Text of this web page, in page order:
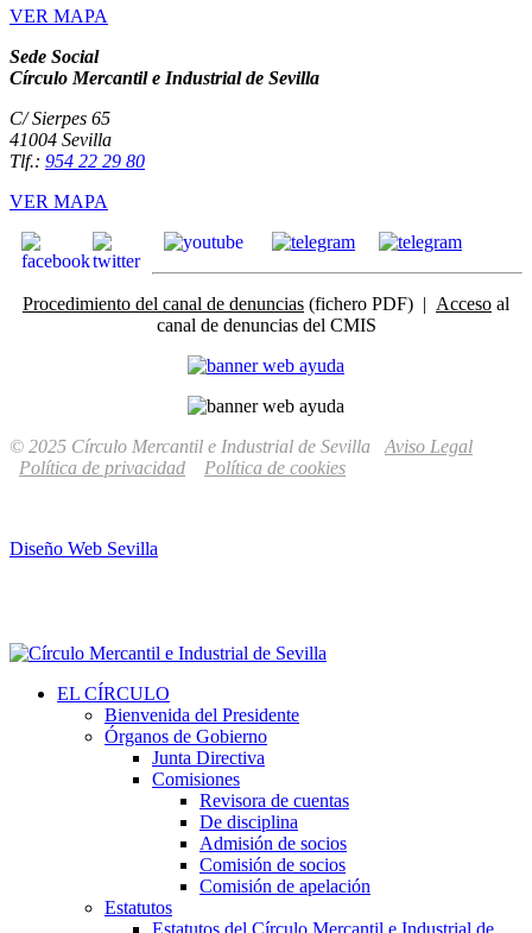
VER MAPA
Sede Social
Círculo Mercantil e Industrial de Sevilla
C/ Sierpes 65
41004 Sevilla
Tlf.: 954 22 29 80
VER MAPA
Procedimiento del canal de denuncias (fichero PDF) | Acceso al
canal de denuncias del CMIS
© 2025 Círculo Mercantil e Industrial de Sevilla Aviso Legal
Política de privacidad
Política de cookies
Diseño Web Sevilla
EL CÍRCULO
Bienvenida del Presidente
Órganos de Gobierno
Junta Directiva
Comisiones
Revisora de cuentas
De disciplina
Admisión de socios
Comisión de socios
Comisión de apelación
Estatutos
Estatutos del Círculo Mercantil e Industrial de